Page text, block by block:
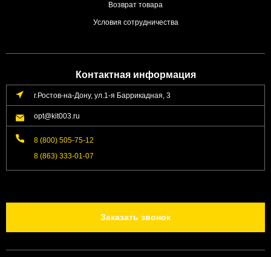
Возврат товара
Условия сотрудничества
Контактная информация
г.Ростов-на-Дону, ул.1-я Баррикадная, 3
opt@kit003.ru
8 (800) 505-75-12
8 (863) 333-01-07
Заказать звонок